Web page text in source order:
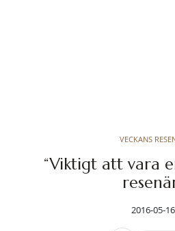
VECKANS
“Viktigt att vara
2016-05-16